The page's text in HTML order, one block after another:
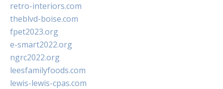
retro-interiors.com
theblvd-boise.com
fpet2023.org
e-smart2022.org
ngrc2022.org
leesfamilyfoods.com
lewis-lewis-cpas.com